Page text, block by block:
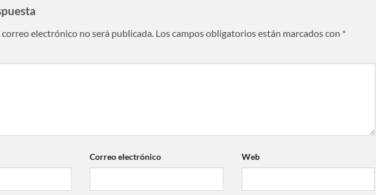
electrónico no será publicada. Los campos obligatorios están marcados con *
Correo electrónico Web